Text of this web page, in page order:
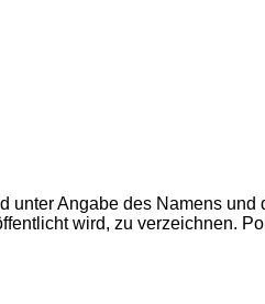
unter Angabe des Namens und
wird, zu verzeichnen.